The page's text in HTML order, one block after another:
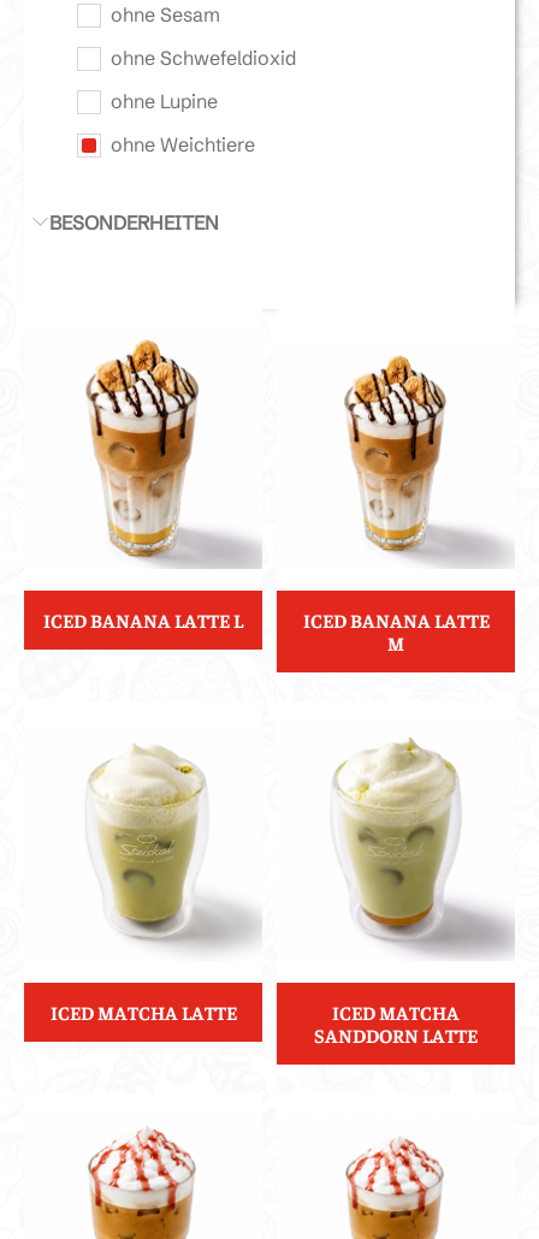
ohne Sesam
ohne Schwefeldioxid
ohne Lupine
ohne Weichtiere
BESONDERHEITEN
ICED BANANA LATTE L
ICED BANANA LATTE
M
ICED MATCHA LATTE
ICED MATCHA
SANDDORN LATTE